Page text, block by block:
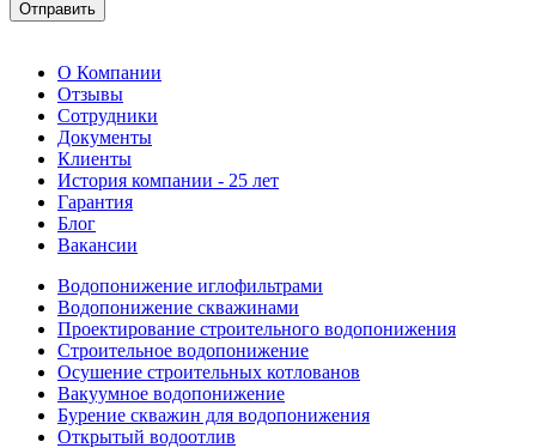
Отправить
О Компании
Отзывы
Сотрудники
Документы
Клиенты
История компании - 25 лет
Гарантия
Блог
Вакансии
Водопонижение иглофильтрами
Водопонижение скважинами
Проектирование строительного водопонижения
Строительное водопонижение
Осушение строительных котлованов
Вакуумное водопонижение
Бурение скважин для водопонижения
Открытый водоотлив